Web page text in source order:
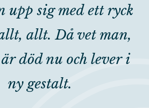
upp sig med ett ryck
allt. Då vet man,
död nu och lever i
ny gestalt.